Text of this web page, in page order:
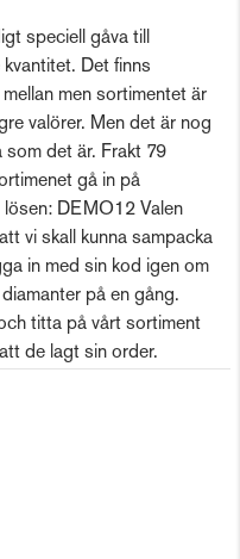
speciell gåva till
Det finns
men sortimentet är
valörer. Men det är nog
som det är. Frakt 79
gå in på
DEMO12 Valen
vi skall kunna sampacka
in med sin kod igen om
på en gång.
titta på vårt sortiment
de lagt sin order.